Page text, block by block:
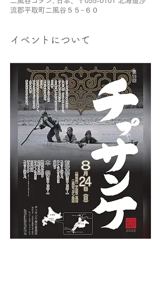
流郡平取町二風谷５５−６０
イベントについて